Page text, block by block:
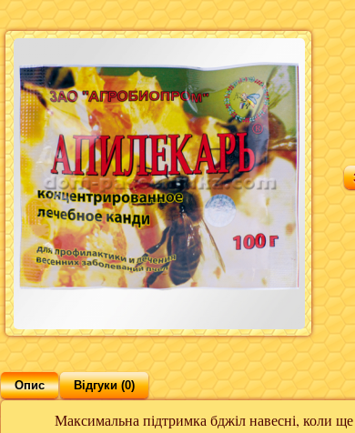
Опис Відгуки (0)
Максимальна підтримка бджіл навесні, коли ще